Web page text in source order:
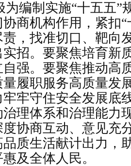
为编制实施“十五五”
商机构作用，紧扣
，找准切口、靶向
招。要聚焦培育新
强。要聚焦推动高
履职服务高质量发
牢守住安全发展底
理体系和治理能力
协商互动、意见充
质生活献计出力，
及全体人民。